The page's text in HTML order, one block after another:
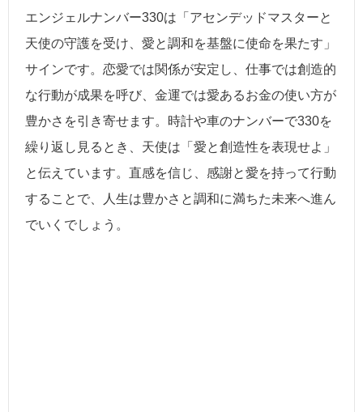
エンジェルナンバー330は「アセンデッドマスターと
天使の守護を受け、愛と調和を基盤に使命を果たす」
サインです。恋愛では関係が安定し、仕事では創造的
な行動が成果を呼び、金運では愛あるお金の使い方が
豊かさを引き寄せます。時計や車のナンバーで330を
繰り返し見るとき、天使は「愛と創造性を表現せよ」
と伝えています。直感を信じ、感謝と愛を持って行動
することで、人生は豊かさと調和に満ちた未来へ進ん
でいくでしょう。